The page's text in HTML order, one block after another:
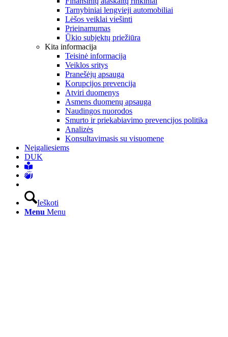
Tarnybiniai lengvieji automobiliai
Lėšos veiklai viešinti
Prieinamumas
Ūkio subjektų priežiūra
Kita informacija
Teisinė informacija
Veiklos sritys
Pranešėjų apsauga
Korupcijos prevencija
Atviri duomenys
Asmens duomenų apsauga
Naudingos nuorodos
Smurto ir priekabiavimo prevencijos politika
Analizės
Konsultavimasis su visuomene
Neįgaliesiems
DUK
Ieškoti
Menu Menu